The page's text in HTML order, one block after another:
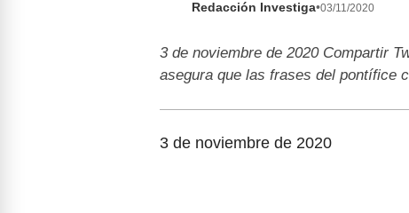
Redacción Investiga•03/11/2020
3 de noviembre de 2020 Compartir
asegura que las frases del pontífice
3 de noviembre de 2020